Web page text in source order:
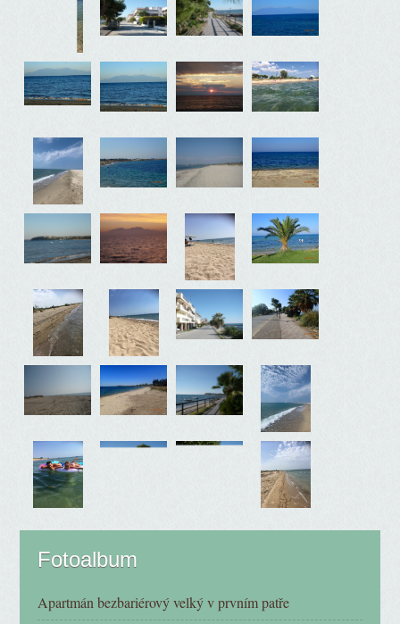
Fotoalbum
Apartmán bezbariérový velký v prvním patře